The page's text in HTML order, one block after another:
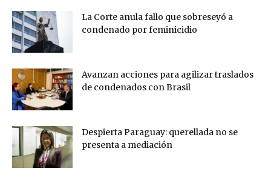
La Corte anula fallo que sobreseyó a
condenado por feminicidio
Avanzan acciones para agilizar traslados
de condenados con Brasil
Despierta Paraguay: querellada no se
presenta a mediación